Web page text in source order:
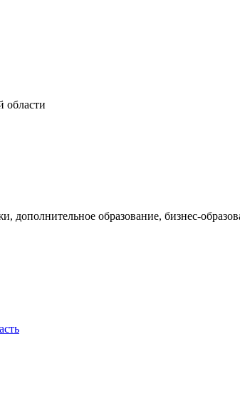
области
дополнительное образование, бизнес-